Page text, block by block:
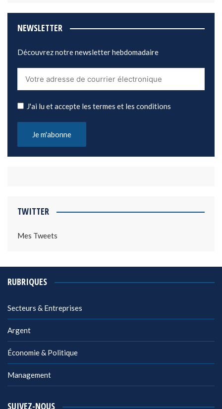
NEWSLETTER
Découvrez notre newsletter hebdomadaire
J'ai lu et accepte les termes et les conditions
TWITTER
Mes Tweets
RUBRIQUES
Secteurs & Entreprises
Argent
Économie & Politique
Management
SUIVEZ-NOUS